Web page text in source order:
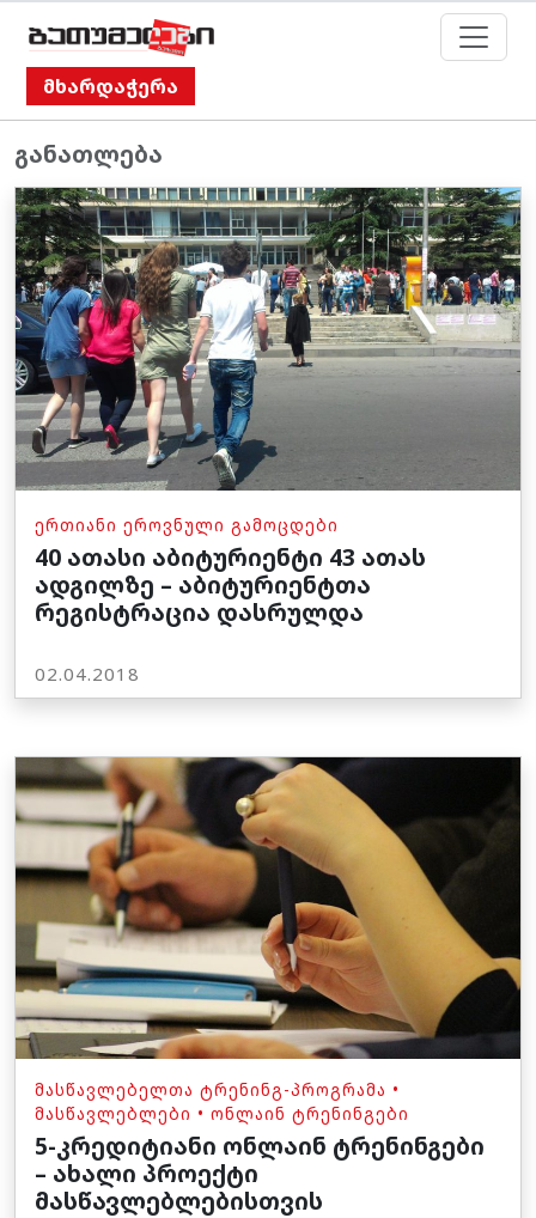
მხარდაჭერა
განათლება
ᲔᲠᲗᲘᲐᲜᲘ ᲔᲠᲝᲕᲜᲣᲚᲘ ᲒᲐᲛᲝᲪᲓᲔᲑᲘ
40 ათასი აბიტურიენტი 43 ათას
ადგილზე – აბიტურიენტთა
რეგისტრაცია დასრულდა
02.04.2018
ᲛᲐᲡᲬᲐᲕᲚᲔᲑᲔᲚᲗᲐ ᲢᲠᲔᲜᲘᲜᲒ-ᲞᲠᲝᲒᲠᲐᲛᲐ •
ᲛᲐᲡᲬᲐᲕᲚᲔᲑᲚᲔᲑᲘ • ᲝᲜᲚᲐᲘᲜ ᲢᲠᲔᲜᲘᲜᲒᲔᲑᲘ
5-კრედიტიანი ონლაინ ტრენინგები
– ახალი პროექტი
მასწავლებლებისთვის